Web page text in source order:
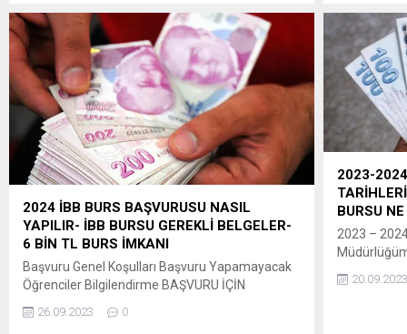
gerçekleştiriliyor. Eğitim yardımı başvurularınızı
ve evrak işlemlerinizi web sayfamız
gencuniversiteli.ibb.istanbul veya İstanbul Senin
uygulaması üzerinden...
2023-2024
Eğitim
ve başvuru
açılmıştır.
2023-2024
Öğrenci
2024 İBB BURS BAŞVURUSU NASIL
YAPILIR- İBB BURSU GEREKLİ BELGELER-
6 BİN TL BURS İMKANI
Başvuru Genel Koşulları Başvuru Yapamayacak
Öğrenciler Bilgilendirme BAŞVURU İÇİN
https://gencuniversiteli.ibb.istanbul/Default.aspx
26.09.2023 0
2023-
BURSU
2023 –
20.09.2023